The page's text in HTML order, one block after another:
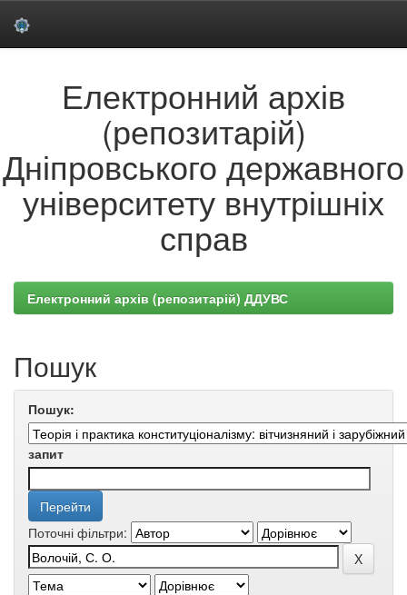
Електронний архів
(репозитарій)
Дніпровського державного
університету внутрішніх
справ
Електронний архів (репозитарій) ДДУВС
Пошук
Пошук:
запит
Поточні фільтри: